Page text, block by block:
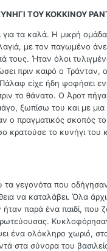
ΤΟΥ ΚΟΚΚΙΝΟΥ
για τα καλά. Η μικρή
με τον παγωμένο
τους. Ήταν όλοι
πριν καιρό ο Τράνταν,
είχε ήδη ψοφήσει
το θάνατο. Ο Άροτ
ξωπίσω του και με
ο πραγματικός σκοπός
κρατούσε το κυνήγι του
γεγονότα που
να καταλάβει. Όλα
ήταν παρά ένα παιδί, που
ένα ολόκληρο χωριό,
στα σύνορα του